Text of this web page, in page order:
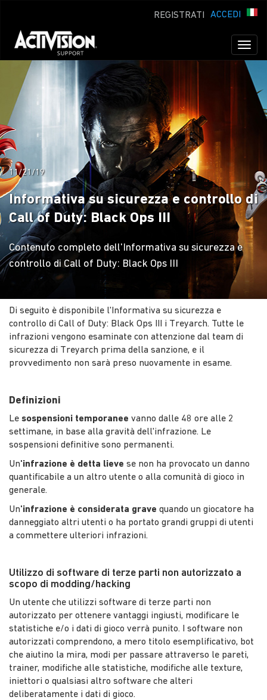
ACCEDI
REGISTRATI
11/21/19
Informativa su sicurezza e controllo di
Call of Duty: Black Ops III
Contenuto completo dell'Informativa su sicurezza e
controllo di Call of Duty: Black Ops III
Di seguito è disponibile l'Informativa su sicurezza e
controllo di Call of Duty: Black Ops III i Treyarch. Tutte le
infrazioni vengono esaminate con attenzione dal team di
sicurezza di Treyarch prima della sanzione, e il
provvedimento non sarà preso nuovamente in esame.
Definizioni
Le sospensioni temporanee vanno dalle 48 ore alle 2
settimane, in base alla gravità dell'infrazione. Le
sospensioni definitive sono permanenti.
Un'infrazione è detta lieve se non ha provocato un danno
quantificabile a un altro utente o alla comunità di gioco in
generale.
Un'infrazione è considerata grave quando un giocatore ha
danneggiato altri utenti o ha portato grandi gruppi di utenti
a commettere ulteriori infrazioni.
Utilizzo di software di terze parti non autorizzato a
scopo di modding/hacking
Un utente che utilizzi software di terze parti non
autorizzato per ottenere vantaggi ingiusti, modificare le
statistiche e/o i dati di gioco verrà punito. I software non
autorizzati comprendono, a mero titolo esemplificativo, bot
che aiutino la mira, modi per passare attraverso le pareti,
trainer, modifiche alle statistiche, modifiche alle texture,
iniettori o qualsiasi altro software che alteri
deliberatamente i dati di gioco.